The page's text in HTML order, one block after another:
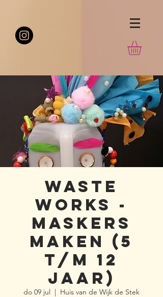
Waste
Works -
Maskers
maken (5
t/m 12
jaar)
do 09 jul
  |
Huis van de Wijk de Stek